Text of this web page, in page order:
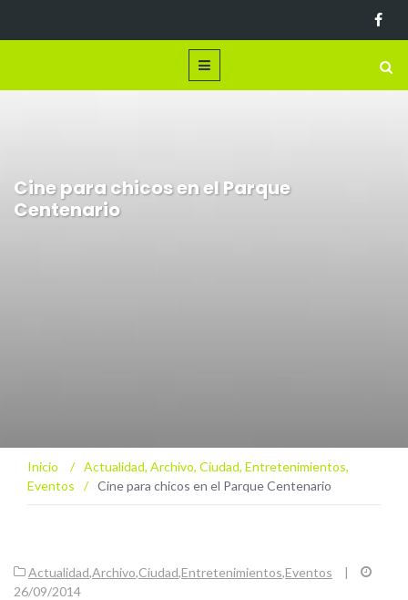
Cine para chicos en el Parque
Centenario
Inicio / Actualidad, Archivo, Ciudad, Entretenimientos,
Eventos
/ Cine para chicos en el Parque Centenario
Actualidad,Archivo,Ciudad,Entretenimientos,Eventos
|
26/09/2014